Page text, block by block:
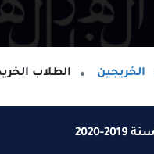
الطلاب الخريجين لسنة 2019-2020